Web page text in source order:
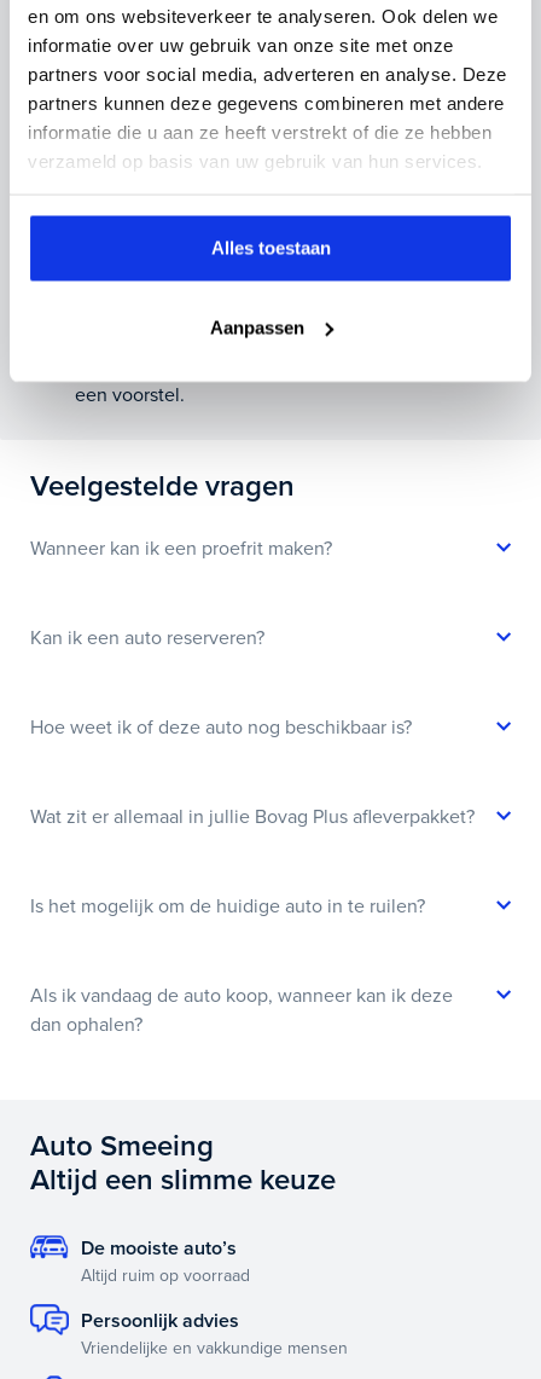
en om ons websiteverkeer te analyseren. Ook delen we
informatie over uw gebruik van onze site met onze
partners voor social media, adverteren en analyse. Deze
partners kunnen deze gegevens combineren met andere
informatie die u aan ze heeft verstrekt of die ze hebben
verzameld op basis van uw gebruik van hun services.
Alles toestaan
Aanpassen
Vul hier je gegevens in en vergeet niet foto's van je
inruilauto mee te sturen.
Kenteken huidige auto Kilometerstand (bij benadering)
Inruilvoorstel aanvragen
Wanneer je foto’s meestuurt ontvang je op
een voorstel.
Veelgestelde vragen
Wanneer kan ik een proefrit maken?
Kan ik een auto reserveren?
Hoe weet ik of deze auto nog beschikbaar is?
Wat zit er allemaal in jullie Bovag Plus afleverpakket?
Is het mogelijk om de huidige auto in te ruilen?
Als ik vandaag de auto koop, wanneer kan ik deze
dan ophalen?
Auto Smeeing
Altijd een slimme keuze
De mooiste auto’s
Altijd ruim op voorraad
Persoonlijk advies
Vriendelijke en vakkundige mensen